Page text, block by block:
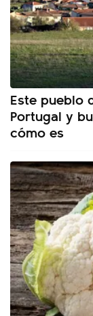
Este pueblo
Portugal y
cómo es